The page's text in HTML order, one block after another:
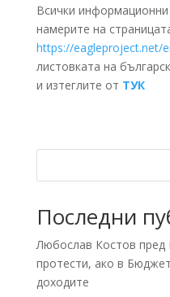
Всички
намерите на
https://eagleproject.net/
листовката на
и изтеглите от ТУК
Последни
Любослав Костов
протести, ако в
доходите